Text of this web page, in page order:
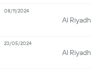
Al Riyadh
08/11/2024
Al Riyadh
23/05/2024